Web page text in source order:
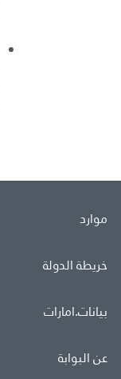
موارد
خريطة الدولة
بيانات.امارات
عن البوابة